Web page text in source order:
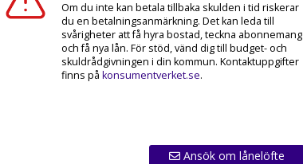
Om du inte kan betala tillbaka skulden i tid riskerar
du en betalningsanmärkning. Det kan leda till
svårigheter att få hyra bostad, teckna abonnemang
och få nya lån. För stöd, vänd dig till budget- och
skuldrådgivningen i din kommun. Kontaktuppgifter
finns på konsumentverket.se.
Ansök om lånelöfte